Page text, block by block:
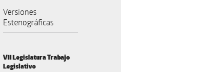
Versiones
Estenográficas
VII Legislatura Trabajo
Legislativo